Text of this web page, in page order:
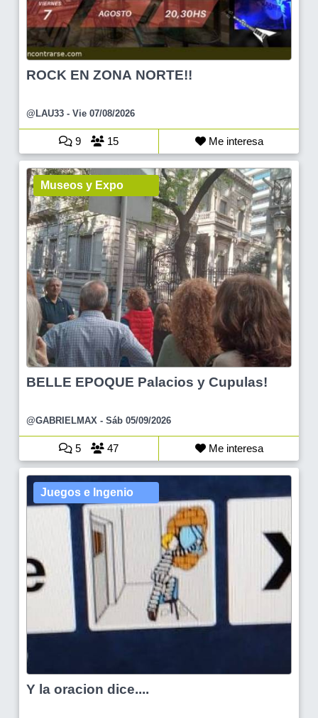
ROCK EN ZONA NORTE!!
@LAU33 - Vie 07/08/2026
9 15 Me interesa
Museos y Expo
BELLE EPOQUE Palacios y Cupulas!
@GABRIELMAX - Sáb 05/09/2026
5 47 Me interesa
Juegos e Ingenio
Y la oracion dice....